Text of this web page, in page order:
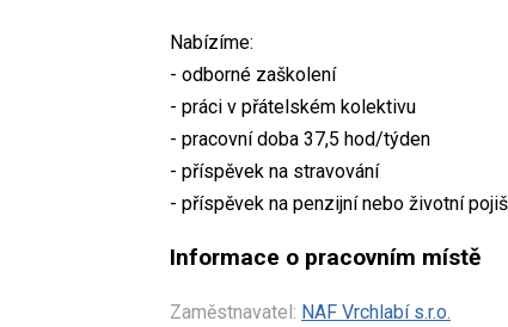
Nabízíme:
- odborné zaškolení
- práci v přátelském kolektivu
- pracovní doba 37,5 hod/týden
- příspěvek na stravování
- příspěvek na penzijní nebo životní
Informace o pracovním místě
Zaměstnavatel: NAF Vrchlabí s.r.o.